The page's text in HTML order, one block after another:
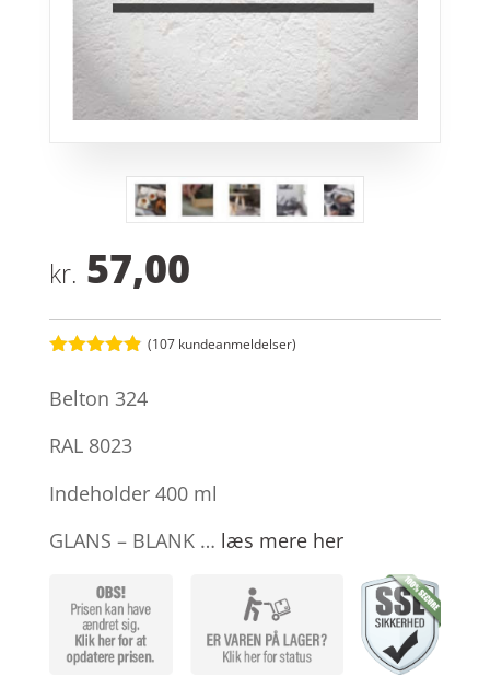
kr. 57,00
ud af 5
kundebedøm
melser
(107 kundeanmeldelser)
Belton 324
RAL 8023
Indeholder 400 ml
GLANS – BLANK … læs mere her